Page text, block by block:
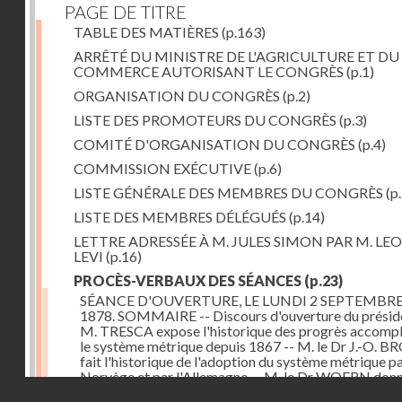
PAGE DE TITRE
TABLE DES MATIÈRES (p.163)
ARRÊTÉ DU MINISTRE DE L'AGRICULTURE ET DU
COMMERCE AUTORISANT LE CONGRÈS (p.1)
ORGANISATION DU CONGRÈS (p.2)
LISTE DES PROMOTEURS DU CONGRÈS (p.3)
COMITÉ D'ORGANISATION DU CONGRÈS (p.4)
COMMISSION EXÉCUTIVE(p.6)
LISTE GÉNÉRALE DES MEMBRES DU CONGRÈS
LISTE DES MEMBRES DÉLÉGUÉS (p.14)
LETTRE ADRESSÉE À M. JULES SIMON PAR M.
LEVI (p.16)
PROCÈS-VERBAUX DES SÉANCES (p.23)
SÉANCE D'OUVERTURE, LE LUNDI 2
1878. SOMMAIRE -- Discours d'ouverture du
M. TRESCA expose l'historique des progrès
le système métrique depuis 1867 -- M. le Dr J.-O.
fait l'historique de l'adoption du système métrique
Norvège et par l'Allemagne -- M. le Dr WOERN